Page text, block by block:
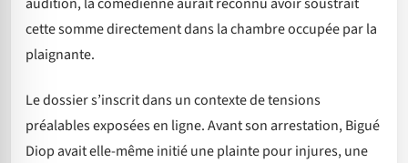
cette somme directement dans la chambre occupée par la
plaignante.
Le dossier s’inscrit dans un contexte de tensions
préalables exposées en ligne. Avant son arrestation, Bigué
Diop avait elle-même initié une plainte pour injures, une